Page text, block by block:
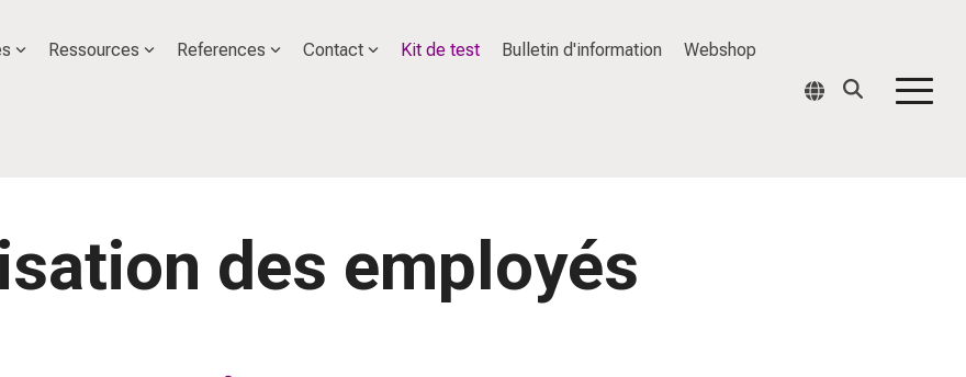
Ressources References Contact Kit de test Bulletin d'information Webshop
des employés